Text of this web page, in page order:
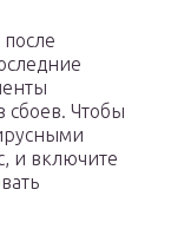
сбоев. Чтобы
и включите